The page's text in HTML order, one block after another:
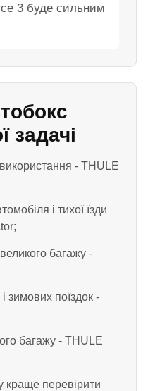
3 буде сильним
задачі
- THULE
і тихої їзди
великого багажу -
зимових поїздок -
багажу - THULE
краще перевірити